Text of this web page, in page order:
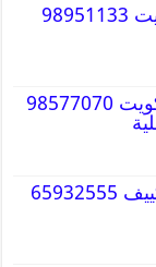
مكتب استخراج فيزا الكويت 98951133
شركة سماعات سقف الكويت 98577070
قص خرسانه وفتح كور تكييف 65932555